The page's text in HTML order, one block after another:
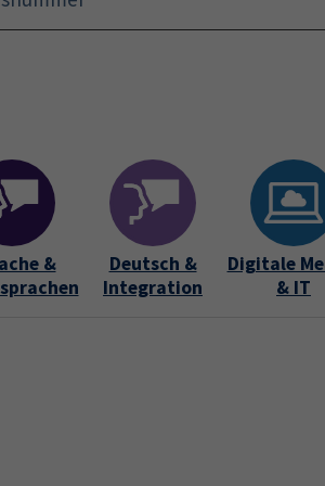
&
Deutsch &
Integration
Digitale
& IT